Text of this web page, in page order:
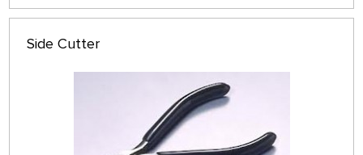
Side Cutter